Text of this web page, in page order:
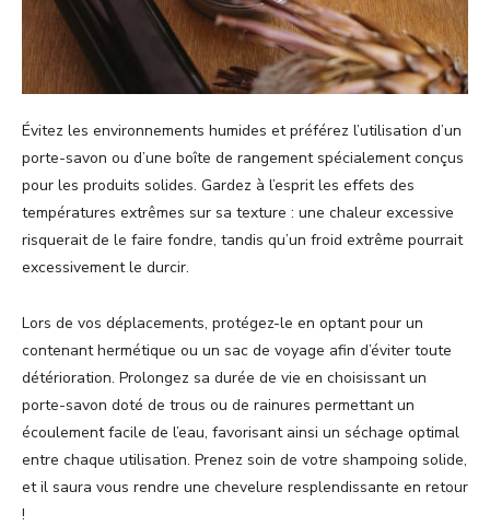
Évitez les environnements humides et préférez l’utilisation d’un
porte-savon ou d’une boîte de rangement spécialement conçus
pour les produits solides. Gardez à l’esprit les effets des
températures extrêmes sur sa texture : une chaleur excessive
risquerait de le faire fondre, tandis qu’un froid extrême pourrait
excessivement le durcir.
Lors de vos déplacements, protégez-le en optant pour un
contenant hermétique ou un sac de voyage afin d’éviter toute
détérioration. Prolongez sa durée de vie en choisissant un
porte-savon doté de trous ou de rainures permettant un
écoulement facile de l’eau, favorisant ainsi un séchage optimal
entre chaque utilisation. Prenez soin de votre shampoing solide,
et il saura vous rendre une chevelure resplendissante en retour
!